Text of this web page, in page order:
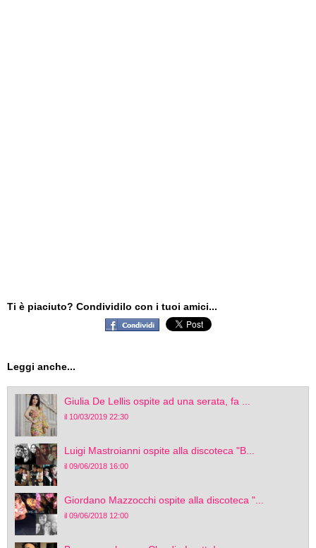
Ti è piaciuto? Condividilo con i tuoi amici...
Leggi anche...
Giulia De Lellis ospite ad una serata, fa ...
il 10/03/2019 22:30
Luigi Mastroianni ospite alla discoteca "B...
il 09/06/2018 16:00
Giordano Mazzocchi ospite alla discoteca "...
il 09/06/2018 12:00